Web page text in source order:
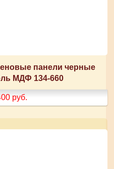
панели черные
МДФ 134-660
руб.